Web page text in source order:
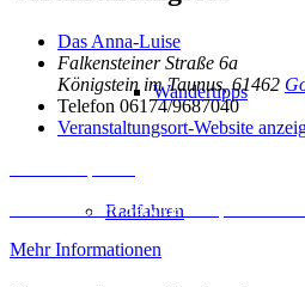
Wandertipps
Radfahren
Das Anna-Luise
Falkensteiner Straße 6a
Königstein im Taunus, 61462
Telefon 06174/9687040
Veranstaltungsort-Website
Erforderlichen Service akzeptieren und
Mehr Informationen